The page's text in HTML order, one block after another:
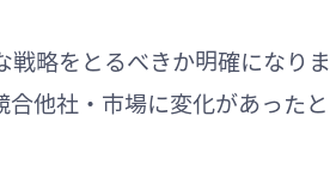
略をとるべきか明確になりま
他社・市場に変化があったと